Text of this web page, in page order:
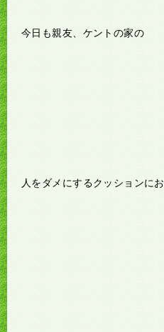
今日も親友、ケントの家の
人をダメにするクッションに